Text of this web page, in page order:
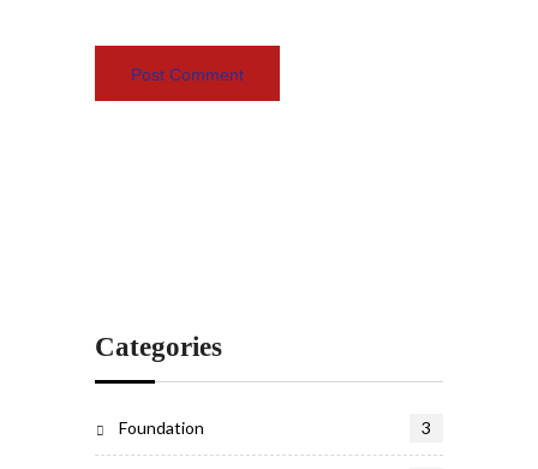
Categories
Foundation 3